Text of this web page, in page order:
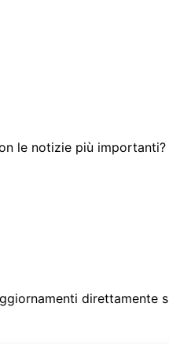
le notizie più importanti?
direttamente